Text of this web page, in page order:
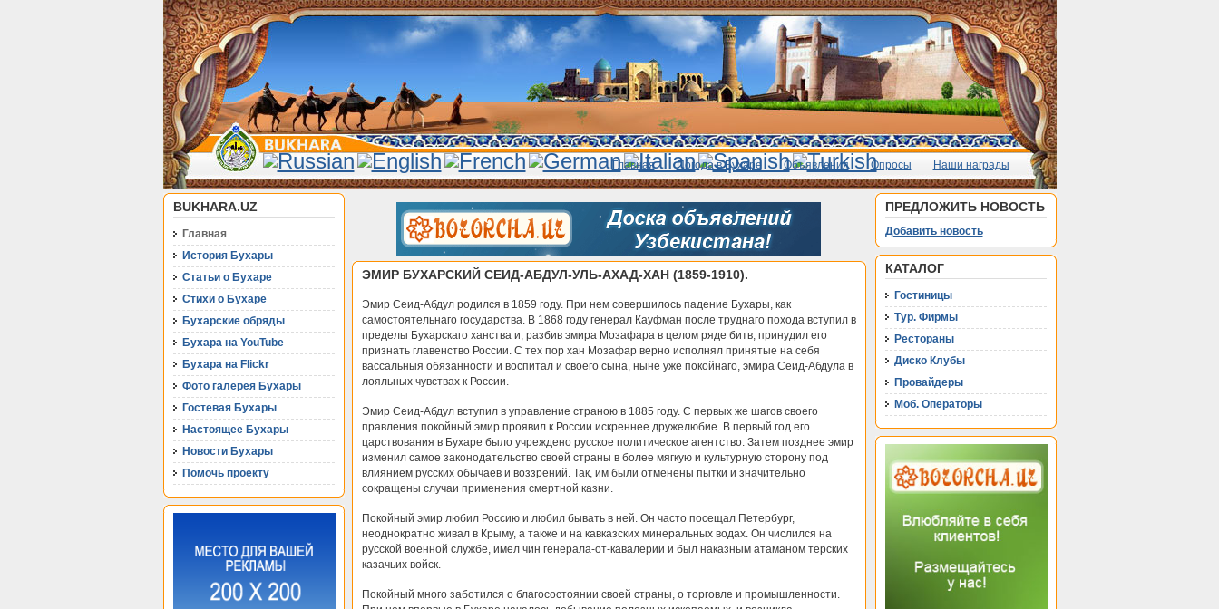
Главная Погода в Бухаре Объявления Опросы Наши награды
BUKHARA.UZ
Главная
История Бухары
Статьи о Бухаре
Стихи о Бухаре
Бухарские обряды
Бухара на YouTube
Бухара на Flickr
Фото галерея Бухары
Гостевая Бухары
Настоящее Бухары
Новости Бухары
Помочь проекту
ЭМИР БУХАРСКИЙ СЕИД-АБДУЛ-УЛЬ-АХАД-ХАН (1859-1910).
Эмир Сеид-Абдул родился в 1859 году. При нем совершилось падение Бухары, как
самостоятельнаго государства. В 1868 году генерал Кауфман после труднаго похода вступил в
пределы Бухарскаго ханства и, разбив эмира Мозафара в целом ряде битв, принудил его
признать главенство России. С тех пор хан Мозафар верно исполнял принятые на себя
вассальныя обязанности и воспитал и своего сына, ныне уже покойнаго, эмира Сеид-Абдула в
лояльных чувствах к России.
Эмир Сеид-Абдул вступил в управление страною в 1885 году. С первых же шагов своего
правления покойный эмир проявил к России искреннее дружелюбие. В первый год его
царствования в Бухаре было учреждено русское политическое агентство. Затем позднее эмир
изменил самое законодательство своей страны в более мягкую и культурную сторону под
влиянием русских обычаев и воззрений. Так, им были отменены пытки и значительно
сокращены случаи применения смертной казни.
Покойный эмир любил Россию и любил бывать в ней. Он часто посещал Петербург,
неоднократно живал в Крыму, а также и на кавказских минеральных водах. Он числился на
русской военной службе, имел чин генерала-от-кавалерии и был наказным атаманом терских
казачьих войск.
Покойный много заботился о благосостоянии своей страны, о торговле и промышленности.
ПРЕДЛОЖИТЬ НОВОСТЬ
Добавить новость
КАТАЛОГ
Гостиницы
Тур. Фирмы
Рестораны
Диско Клубы
Провайдеры
Моб. Операторы